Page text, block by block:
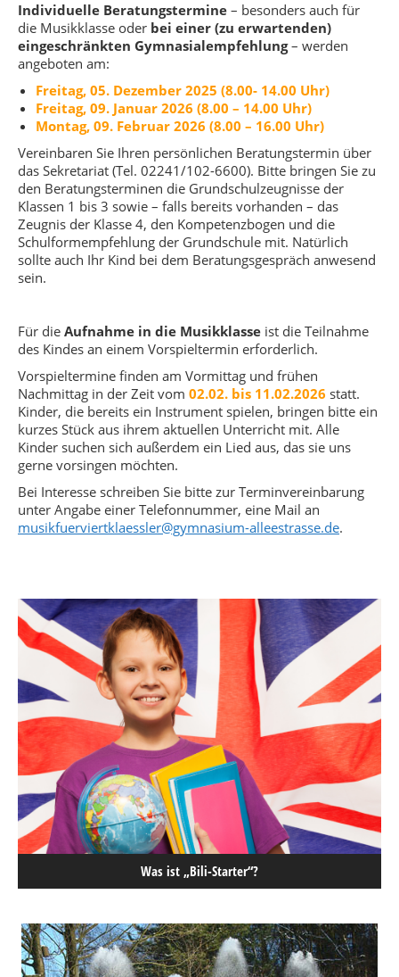
Individuelle Beratungstermine – besonders auch für
die Musikklasse oder bei einer (zu erwartenden)
eingeschränkten Gymnasialempfehlung– werden
angeboten am:
Freitag, 05. Dezember 2025 (8.00- 14.00 Uhr)
Freitag, 09. Januar 2026 (8.00 – 14.00 Uhr)
Montag, 09. Februar 2026 (8.00 – 16.00 Uhr)
Vereinbaren Sie Ihren persönlichen Beratungstermin über
das Sekretariat (Tel. 02241/102-6600). Bitte bringen Sie zu
den Beratungsterminen die Grundschulzeugnisse der
Klassen 1 bis 3 sowie – falls bereits vorhanden – das
Zeugnis der Klasse 4, den Kompetenzbogen und die
Schulformempfehlung der Grundschule mit. Natürlich
sollte auch Ihr Kind bei dem Beratungsgespräch anwesend
sein.
Für die Aufnahme in die Musikklasse ist die Teilnahme
des Kindes an einem Vorspieltermin erforderlich.
Vorspieltermine finden am Vormittag und frühen
Nachmittag in der Zeit vom 02.02. bis 11.02.2026 statt.
Kinder, die bereits ein Instrument spielen, bringen bitte ein
kurzes Stück aus ihrem aktuellen Unterricht mit. Alle
Kinder suchen sich außerdem ein Lied aus, das sie uns
gerne vorsingen möchten.
Bei Interesse schreiben Sie bitte zur Terminvereinbarung
unter Angabe einer Telefonnummer, eine Mail an
musikfuerviertklaessler@gymnasium-alleestrasse.de.
Was ist „Bili-Starter“?